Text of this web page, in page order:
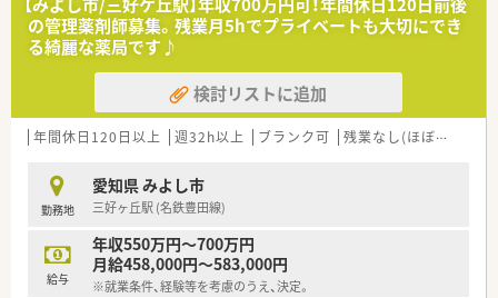
■関東に本社があり、全国に店舗展開をしている大手薬局企業で
す。
■創業からほどなくして在宅を開始、現在では実施率90%！薬剤
師人数を多めに配置しているので負担は多くありませんので安
■健康サポート薬局を積極的に展開中！
■より多くの患者様が充実して健康的な日々を送れるよう、
■研修・教育に注力しており、勉強会の他、
中途薬剤師向けの教育研修制度、カリキュラムが整っていま
す。
■無理な異動はありません！
の管理薬剤師募集。残業月5hでプライベートも大切にでき
る綺麗な薬局です♪
検討リストに追加
年間休日120日以上 週32h以上 ブランク可 残業なし(ほぼなし含む)
勤務地
愛知県 みよし市
三好ヶ丘駅 (名鉄豊田線)
給与
年収550万円～700万円
月給458,000円～583,000円
※就業条件、経験等を考慮のうえ、決定。